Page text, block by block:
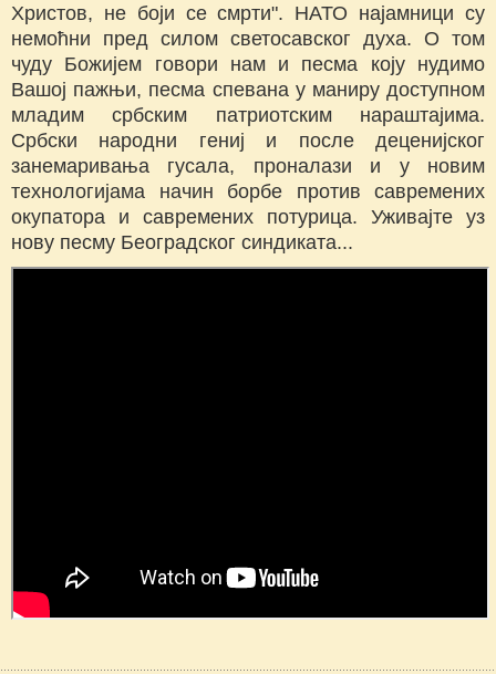
Христов, не боји се смрти". НАТО најамници су
немоћни пред силом светосавског духа. О том
чуду Божијем говори нам и песма коју нудимо
Вашој пажњи, песма спевана у маниру доступном
младим србским патриотским нараштајима.
Србски народни гениј и после деценијског
занемаривања гусала, проналази и у новим
технологијама начин борбе против савремених
окупатора и савремених потурица. Уживајте уз
нову песму Београдског синдиката...